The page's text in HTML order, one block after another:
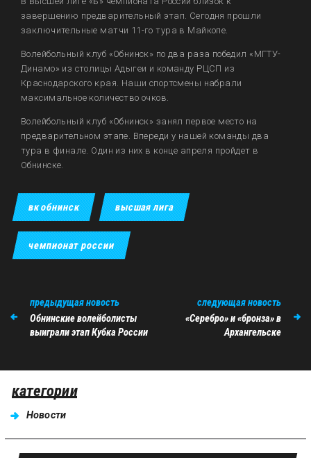
завершению предварительный этап. Сегодня прошли
заключительные матчи 11-го тура в Майкопе.
Волейбольный клуб «Обнинск» по два раза победил «МГТУ-
Динамо» из столицы Адыгеи и команду РЦСП из
Краснодарского края. Наши спортсмены набрали
максимальное количество очков.
Волейбольный клуб «Обнинск» занял первое место на
предварительном этапе. Впереди у нашей команды два
тура в финале. Один из них в конце апреля пройдет в
Обнинске.
вк обнинск высшая лига
чемпионат россии
предыдущая новость
Обнинские волейболисты
выиграли этап Кубка России
следующая новость
«Серебро» и «бронза» в
Архангельске
категории
Новости